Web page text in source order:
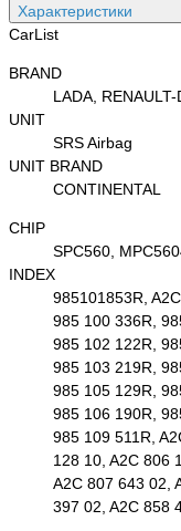
Характеристики
CarList
BRAND
LADA, RENAULT-
UNIT
SRS Airbag
UNIT BRAND
CONTINENTAL
CHIP
SPC560,
INDEX
985101853R,
985 100 336R,
985 102 122R,
985 103 219R,
985 105 129R,
985 106 190R,
985 109 511R,
128 10, A2C 806
A2C 807 643 02,
397 02, A2C 858